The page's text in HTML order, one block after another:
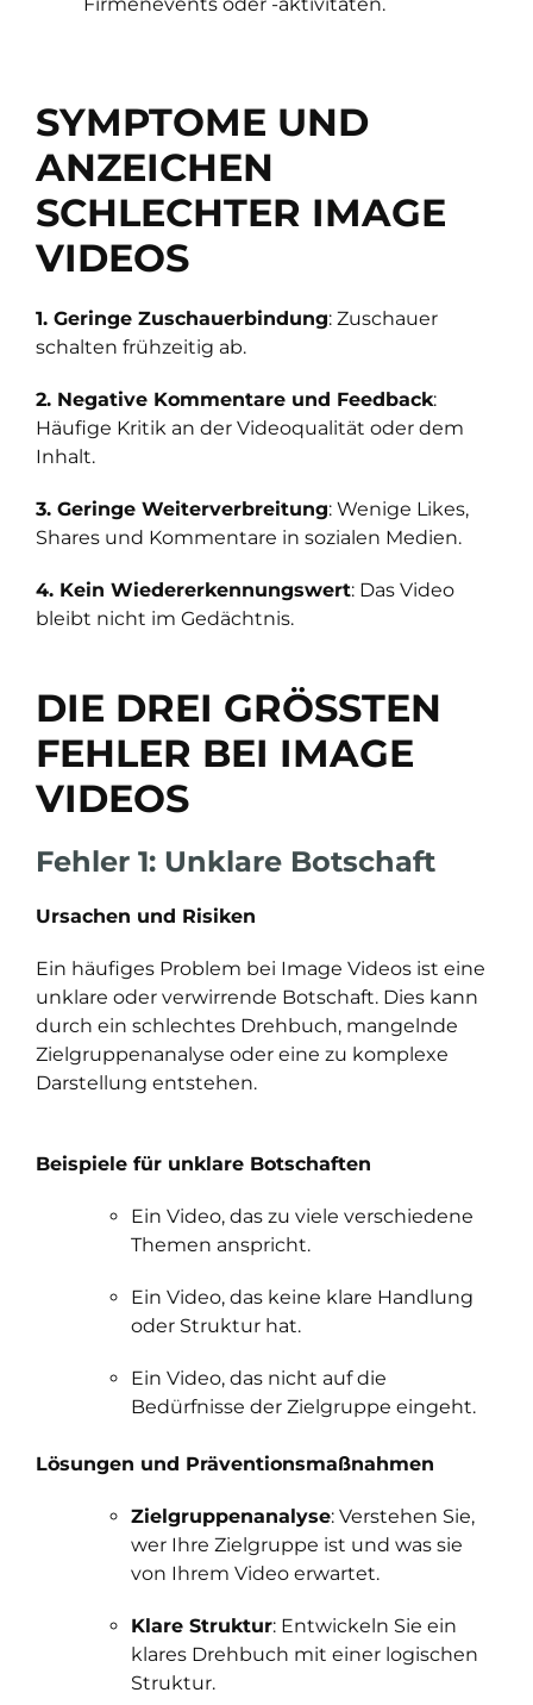
Firmenevents oder -aktivitäten.
SYMPTOME UND
ANZEICHEN
SCHLECHTER IMAGE
VIDEOS
1. Geringe Zuschauerbindung: Zuschauer
schalten frühzeitig ab.
2. Negative Kommentare und Feedback:
Häufige Kritik an der Videoqualität oder dem
Inhalt.
3. Geringe Weiterverbreitung: Wenige Likes,
Shares und Kommentare in sozialen Medien.
4. Kein Wiedererkennungswert: Das Video
bleibt nicht im Gedächtnis.
DIE DREI GRÖSSTEN F
EHLER BEI IMAGE V
IDEOS
Fehler 1: Unklare Botschaft
Ursachen und Risiken
Ein häufiges Problem bei Image Videos ist eine
unklare oder verwirrende Botschaft. Dies kann
durch ein schlechtes Drehbuch, mangelnde
Zielgruppenanalyse oder eine zu komplexe
Darstellung entstehen.
Beispiele für unklare Botschaften
Ein Video, das zu viele verschiedene
Themen anspricht.
Ein Video, das keine klare Handlung
oder Struktur hat.
Ein Video, das nicht auf die
Bedürfnisse der Zielgruppe eingeht.
Lösungen und Präventionsmaßnahmen
Zielgruppenanalyse: Verstehen Sie,
wer Ihre Zielgruppe ist und was sie
von Ihrem Video erwartet.
Klare Struktur: Entwickeln Sie ein
klares Drehbuch mit einer logischen
Struktur.